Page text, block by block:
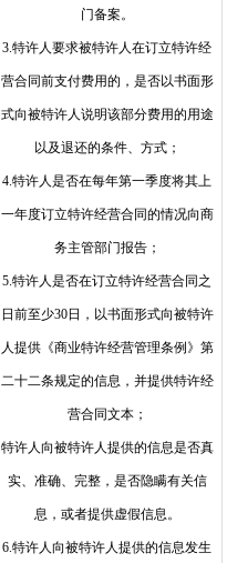
门备案。
3.特许人要求被特许人在订立特许经
营合同前支付费用的，是否以书面形
式向被特许人说明该部分费用的用途
以及退还的条件、方式；
4.特许人是否在每年第一季度将其上
一年度订立特许经营合同的情况向商
务主管部门报告；
5.特许人是否在订立特许经营合同之
日前至少30日，以书面形式向被特许
人提供《商业特许经营管理条例》第
二十二条规定的信息，并提供特许经
营合同文本；
特许人向被特许人提供的信息是否真
实、准确、完整，是否隐瞒有关信
息，或者提供虚假信息。
6.特许人向被特许人提供的信息发生